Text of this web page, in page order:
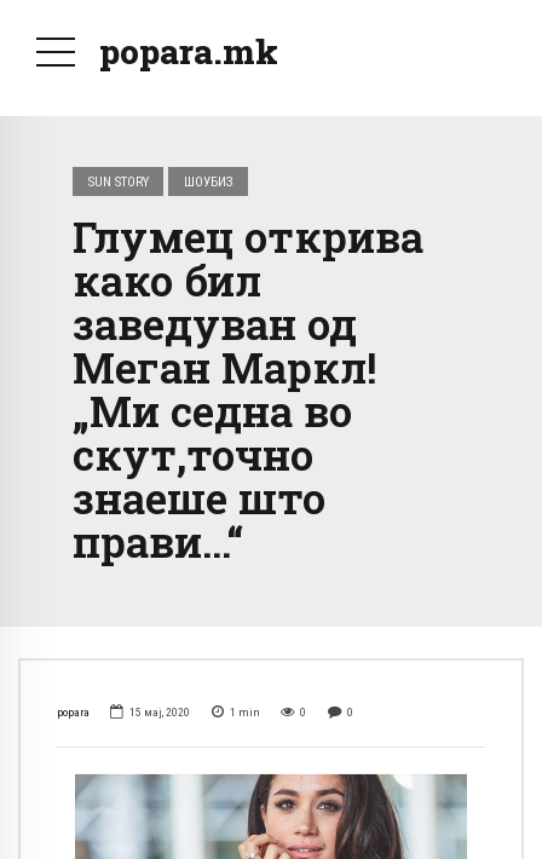
popara.mk
SUN STORY ШОУБИЗ
Глумец открива
како бил
заведуван од
Меган Маркл!
„Ми седна во
скут,точно
знаеше што
прави…“
popara 15 мај, 2020 1 min 0 0